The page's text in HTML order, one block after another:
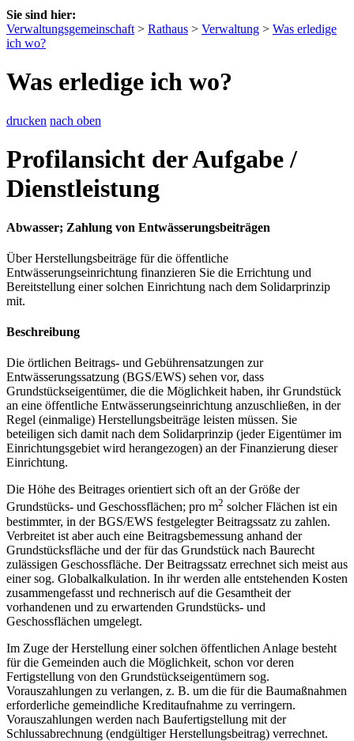
Sie sind hier:
Verwaltungsgemeinschaft > Rathaus > Verwaltung > Was erledige
ich wo?
Was erledige ich wo?
drucken nach oben
Profilansicht der Aufgabe /
Dienstleistung
Abwasser; Zahlung von Entwässerungsbeiträgen
Über Herstellungsbeiträge für die öffentliche
Entwässerungseinrichtung finanzieren Sie die Errichtung und
Bereitstellung einer solchen Einrichtung nach dem Solidarprinzip
mit.
Beschreibung
Die örtlichen Beitrags- und Gebührensatzungen zur
Entwässerungssatzung (BGS/EWS) sehen vor, dass
Grundstückseigentümer, die die Möglichkeit haben, ihr Grundstück
an eine öffentliche Entwässerungseinrichtung anzuschließen, in der
Regel (einmalige) Herstellungsbeiträge leisten müssen. Sie
beteiligen sich damit nach dem Solidarprinzip (jeder Eigentümer im
Einrichtungsgebiet wird herangezogen) an der Finanzierung dieser
Einrichtung.
Die Höhe des Beitrages orientiert sich oft an der Größe der
Grundstücks- und Geschossflächen; pro m2 solcher Flächen ist ein
bestimmter, in der BGS/EWS festgelegter Beitragssatz zu zahlen.
Verbreitet ist aber auch eine Beitragsbemessung anhand der
Grundstücksfläche und der für das Grundstück nach Baurecht
zulässigen Geschossfläche. Der Beitragssatz errechnet sich meist aus
einer sog. Globalkalkulation. In ihr werden alle entstehenden Kosten
zusammengefasst und rechnerisch auf die Gesamtheit der
vorhandenen und zu erwartenden Grundstücks- und
Geschossflächen umgelegt.
Im Zuge der Herstellung einer solchen öffentlichen Anlage besteht
für die Gemeinden auch die Möglichkeit, schon vor deren
Fertigstellung von den Grundstückseigentümern sog.
Vorauszahlungen zu verlangen, z. B. um die für die Baumaßnahmen
erforderliche gemeindliche Kreditaufnahme zu verringern.
Vorauszahlungen werden nach Baufertigstellung mit der
Schlussabrechnung (endgültiger Herstellungsbeitrag) verrechnet.